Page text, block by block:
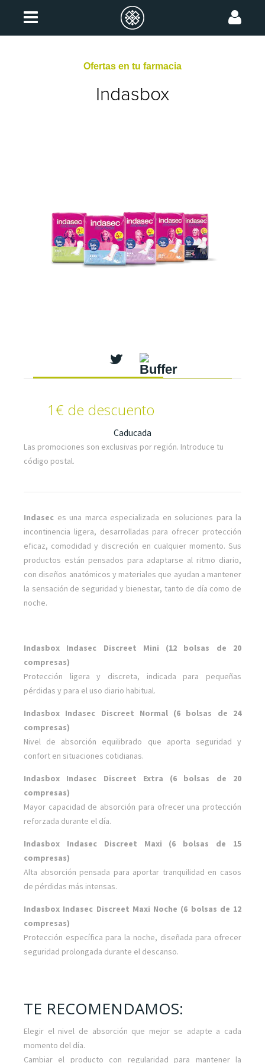
Ofertas en tu farmacia
Indasbox
1€ de descuento
Caducada
Las promociones son exclusivas por región. Introduce tu
código postal.
Indasec es una marca especializada en soluciones para la
incontinencia ligera, desarrolladas para ofrecer protección
eficaz, comodidad y discreción en cualquier momento. Sus
productos están pensados para adaptarse al ritmo diario,
con diseños anatómicos y materiales que ayudan a mantener
la sensación de seguridad y bienestar, tanto de día como de
noche.
Indasbox Indasec Discreet Mini (12 bolsas de 20
compresas)
Protección ligera y discreta, indicada para pequeñas
pérdidas y para el uso diario habitual.
Indasbox Indasec Discreet Normal (6 bolsas de 24
compresas)
Nivel de absorción equilibrado que aporta seguridad y
confort en situaciones cotidianas.
Indasbox Indasec Discreet Extra (6 bolsas de 20
compresas)
Mayor capacidad de absorción para ofrecer una protección
reforzada durante el día.
Indasbox Indasec Discreet Maxi (6 bolsas de 15
compresas)
Alta absorción pensada para aportar tranquilidad en casos
de pérdidas más intensas.
Indasbox Indasec Discreet Maxi Noche (6 bolsas de 12
compresas)
Protección específica para la noche, diseñada para ofrecer
seguridad prolongada durante el descanso.
TE RECOMENDAMOS:
Elegir el nivel de absorción que mejor se adapte a cada
momento del día.
Cambiar el producto con regularidad para mantener la